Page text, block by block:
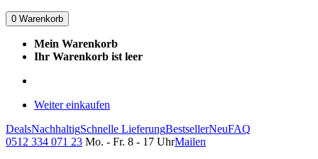
0 Warenkorb
Mein Warenkorb
Ihr Warenkorb ist leer
Weiter einkaufen
DealsNachhaltigSchnelle LieferungBestsellerNeuFAQ
0512 334 071 23 Mo. - Fr. 8 - 17 UhrMailen